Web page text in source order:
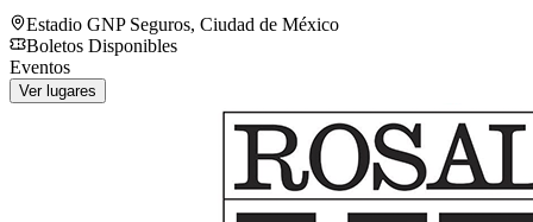
Estadio GNP Seguros, Ciudad de México
Boletos Disponibles
Eventos
Ver lugares